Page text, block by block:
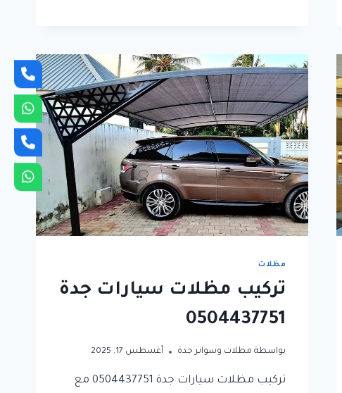
مثالية
لسيارتك
بأجمل
التصاميم
العصرية
مظلات
تركيب مظلات سيارات جدة
0504437751
بواسطة مظلات وسواتر جدة أغسطس 17, 2025
تركيب مظلات سيارات جدة 0504437751 مع